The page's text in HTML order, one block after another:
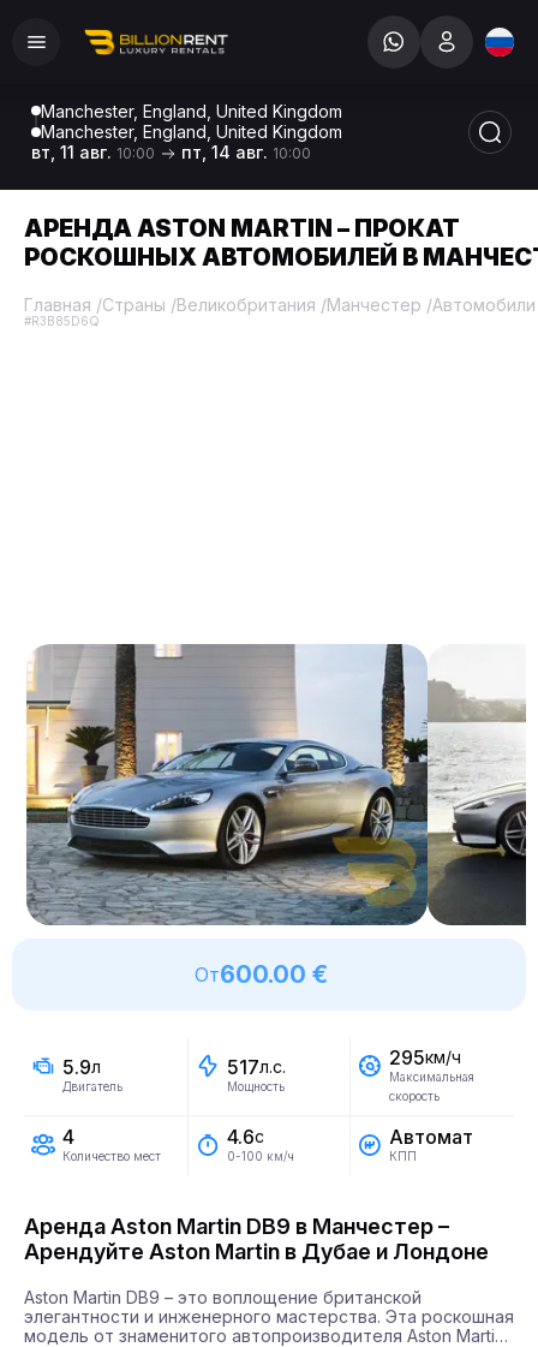
Manchester, England, United Kingdom
Manchester, England, United Kingdom
вт, 11 авг. 10:00 пт, 14 авг. 10:00
АРЕНДА ASTON MARTIN – ПРОКАТ
РОСКОШНЫХ АВТОМОБИЛЕЙ В
Главная /Страны /Великобритания /Манчестер /Автомобили
#R3B85D6Q
От600.00 €
5.9л
Двигатель
517л.с.
Мощность
295км/ч
Максимальная
скорость
4
Количество мест
4.6с
0-100 км/ч
Автомат
КПП
Аренда Aston Martin DB9 в Манчестер –
Арендуйте Aston Martin в Дубае и Лондоне
Aston Martin DB9 – это воплощение британской
элегантности и инженерного мастерства. Эта роскошная
модель от знаменитого автопроизводителя Aston Martin